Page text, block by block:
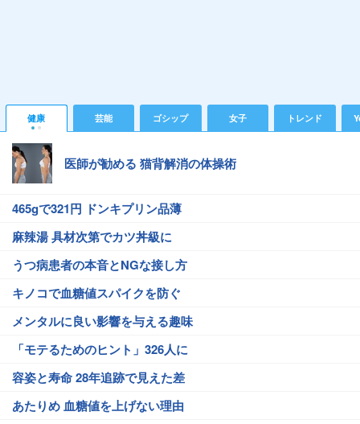
健康 芸能 ゴシップ 女子 トレンド
医師が勧める 猫背解消の体操術
465gで321円 ドンキプリン品薄
麻辣湯 具材次第でカツ丼級に
うつ病患者の本音とNGな接し方
キノコで血糖値スパイクを防ぐ
メンタルに良い影響を与える趣味
「モテるためのヒント」326人に
容姿と寿命 28年追跡で見えた差
あたりめ 血糖値を上げない理由